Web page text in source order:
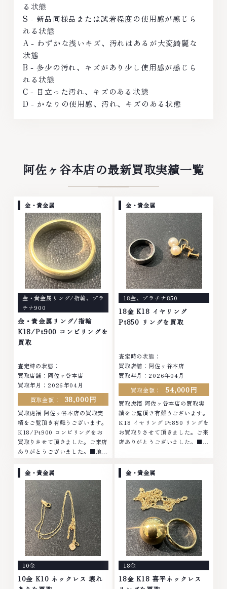
る状態
S - 新品同様品または試着程度の使用感が感じら
れる状態
A - わずかな浅いキズ、汚れはあるが大変綺麗な
状態
B - 多少の汚れ、キズがあり少し使用感が感じら
れる状態
C - 目立った汚れ、キズのある状態
D - かなりの使用感、汚れ、キズのある状態
阿佐ヶ谷本店の最新買取実績一覧
金・貴金属
金・貴金属リング/指輪、 プラ
チナ900
金・貴金属リング/指輪
K18/Pt900 コンビリングを
買取
査定時の状態：
買取店舗：阿佐ヶ谷本店
買取年月：2026年04月
買取金額：
38,000円
買取虎福 阿佐ヶ谷本店の買取実
績をご覧頂き有難うございます。
K18/Pt900 コンビリングをお
買取りさせて頂きました。ご来店
ありがとうございました。■地域
ヤモンド ブランド品 ブランド衣
類 お酒買取りのことなら、お任
せくださいなかでも金・プラチナ
等のアクセサリー・貴金属・宝
石・ダイヤモンド・ジュエリーや
ブランド品・時計等は特に自信を
持って、高額査定を実現しており
ます。 古くて使わなくなってし
まったアクセサリー、動かなくな
ってしまった腕時計、多くのお品
物の高価買取りを実現しており、
他店ではお値段の付かなかったお
品物でも、一点一点丁寧に無料で
金・貴金属
18金、 プラチナ850
18金 K18 イヤリング
Pt850 リングを買取
査定時の状態：
買取店舗：阿佐ヶ谷本店
買取年月：2026年04月
買取金額：
54,000円
買取虎福 阿佐ヶ谷本店の買取実
績をご覧頂き有難うございます。
K18 イヤリング Pt850 リングを
お買取りさせて頂きました。ご来
店ありがとうございました。■地
衣類 お酒買取りのことなら、お
任せくださいなかでも金・プラチ
ナ等のアクセサリー・貴金属・宝
石・ダイヤモンド・ジュエリーや
ブランド品・時計等は特に自信を
持って、高額査定を実現しており
ます。 古くて使わなくなってし
まったアクセサリー、動かなくな
ってしまった腕時計、多くのお品
物の高価買取りを実現しており、
他店ではお値段の付かなかったお
品物でも、一点一点丁寧に無料で
査定します。お気軽にご連絡くだ
金・貴金属
10金
10金 K10 ネックレス 壊れ
金・貴金属
18金
18金 K18 喜平ネックレス